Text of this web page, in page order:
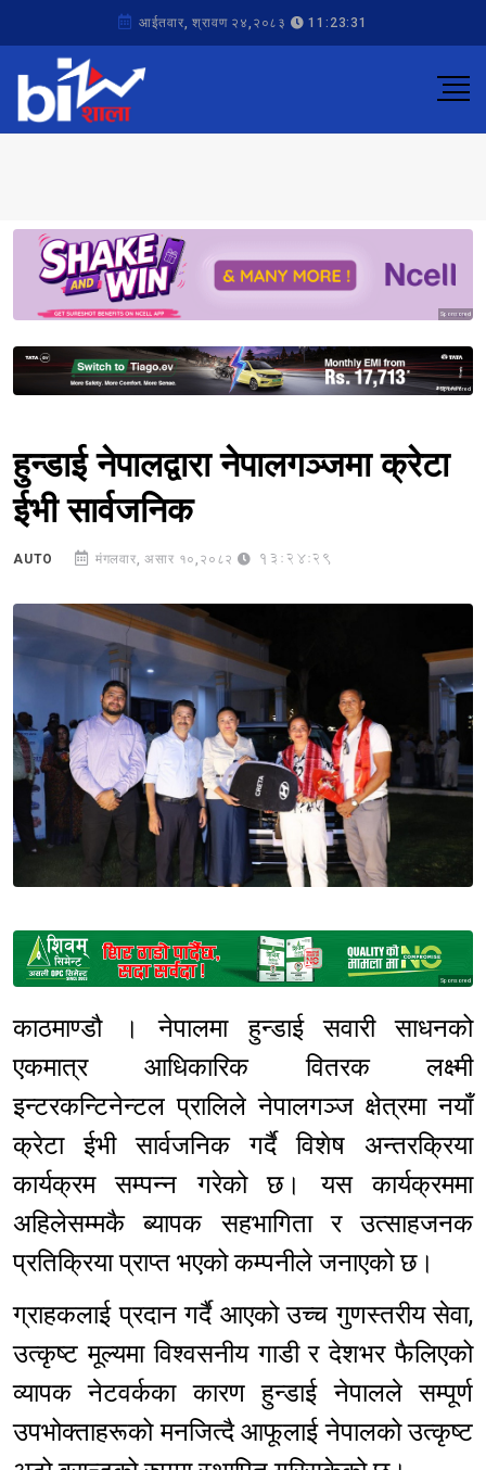
आईतवार, श्रावण २४,२०८३ 11:23:31
Sponsored
Sponsored
हुन्डाई नेपालद्वारा नेपालगञ्जमा क्रेटा
ईभी सार्वजनिक
AUTO मंगलवार, असार १०,२०८२ 13:24:29
Sponsored
काठमाण्डौ । नेपालमा हुन्डाई सवारी साधनको
एकमात्र आधिकारिक वितरक लक्ष्मी
इन्टरकन्टिनेन्टल प्रालिले नेपालगञ्ज क्षेत्रमा नयाँ
क्रेटा ईभी सार्वजनिक गर्दै विशेष अन्तरक्रिया
कार्यक्रम सम्पन्न गरेको छ। यस कार्यक्रममा
अहिलेसम्मकै ब्यापक सहभागिता र उत्साहजनक
प्रतिक्रिया प्राप्त भएको कम्पनीले जनाएको छ।
ग्राहकलाई प्रदान गर्दै आएको उच्च गुणस्तरीय सेवा,
उत्कृष्ट मूल्यमा विश्वसनीय गाडी र देशभर फैलिएको
व्यापक नेटवर्कका कारण हुन्डाई नेपालले सम्पूर्ण
उपभोक्ताहरूको मनजित्दै आफूलाई नेपालको उत्कृष्ट